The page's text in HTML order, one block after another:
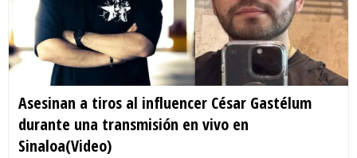
Asesinan a tiros al influencer César Gastélum
durante una transmisión en vivo en
Sinaloa(Video)